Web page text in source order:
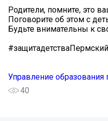
Родители, помните, это
Поговорите об этом с
Будьте внимательны к
Управление образования
40